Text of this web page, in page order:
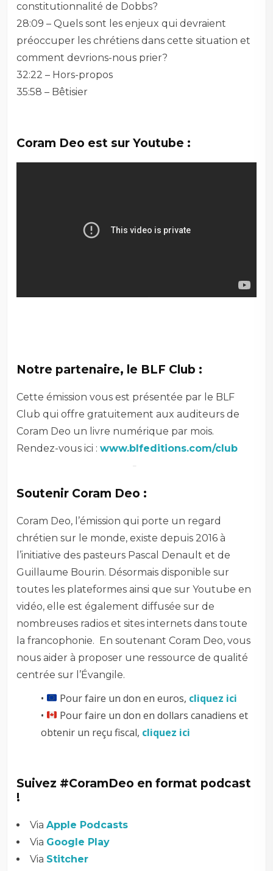
constitutionnalité de Dobbs?
28:09 – Quels sont les enjeux qui devraient
préoccuper les chrétiens dans cette situation et
comment devrions-nous prier?
32:22 – Hors-propos
35:58 – Bêtisier
Coram Deo est sur Youtube :
Notre partenaire, le BLF Club :
Cette émission vous est présentée par le BLF
Club qui offre gratuitement aux auditeurs de
Coram Deo un livre numérique par mois.
Rendez-vous ici :www.blfeditions.com/club
–
Soutenir Coram Deo :
Coram Deo, l’émission qui porte un regard
chrétien sur le monde, existe depuis 2016 à
l’initiative des pasteurs Pascal Denault et de
Guillaume Bourin. Désormais disponible sur
toutes les plateformes ainsi que sur Youtube en
vidéo, elle est également diffusée sur de
nombreuses radios et sites internets dans toute
la francophonie. En soutenant Coram Deo, vous
nous aider à proposer une ressource de qualité
centrée sur l’Évangile.
• Pour faire un don en euros, cliquez ici
•
Pour faire un don en dollars canadiens et
obtenir un reçu fiscal, cliquez ici
Suivez #CoramDeo en format podcast
!
ViaApple Podcasts
Via Google Play
Via Stitcher